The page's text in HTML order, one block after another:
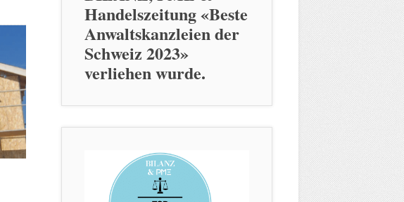
Handelszeitung «Beste
Anwaltskanzleien der
Schweiz 2023»
verliehen wurde.